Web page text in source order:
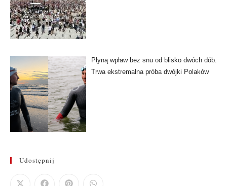
Płyną wpław bez snu od blisko dwóch dób.
Trwa ekstremalna próba dwójki Polaków
Udostępnij